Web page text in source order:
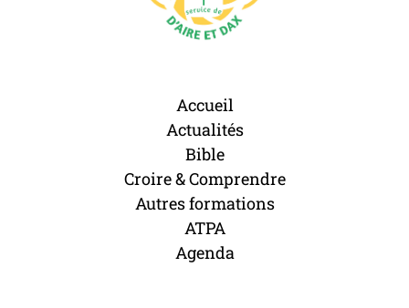
Accueil
Actualités
Bible
Croire & Comprendre
Autres formations
ATPA
Agenda